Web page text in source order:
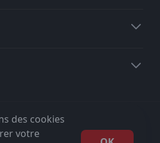
des cookies
votreà partir de €100 HT!